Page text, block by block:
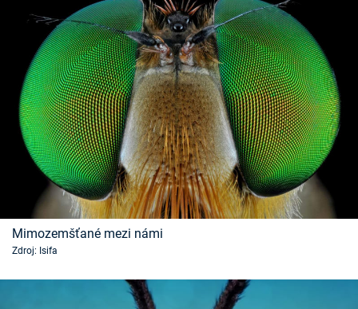
Mimozemšťané mezi námi
Zdroj: Isifa